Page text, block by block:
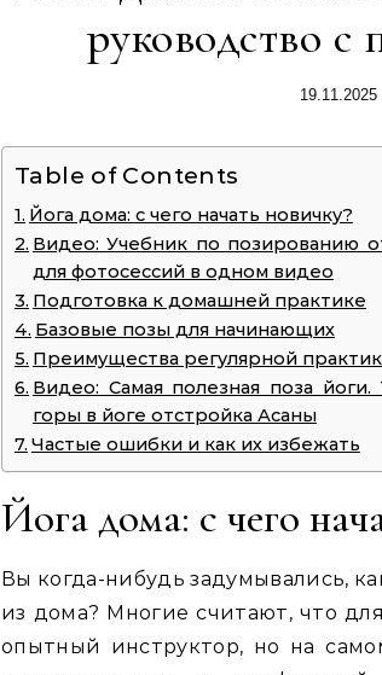
руководство
19.11.2025
Table of Contents
Йога дома: с чего начать новичку?
Видео: Учебник по позированию
для фотосессий в одном видео
Подготовка к домашней практике
Базовые позы для начинающих
Преимущества регулярной
Видео: Самая полезная поза
горы в йоге отстройка Асаны
Частые ошибки и как их избежать
Йога дома: с чего
Вы когда-нибудь задумывались,
из дома? Многие считают, что
опытный инструктор, но на